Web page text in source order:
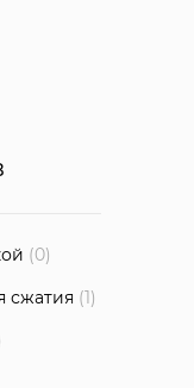
(0)
сжатия (1)